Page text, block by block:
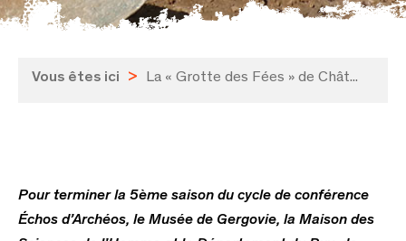
Vous êtes ici > La « Grotte des Fées » de Chât...
Pour terminer la 5ème saison du cycle de conférence
Échos d’Archéos, le Musée de Gergovie, la Maison des